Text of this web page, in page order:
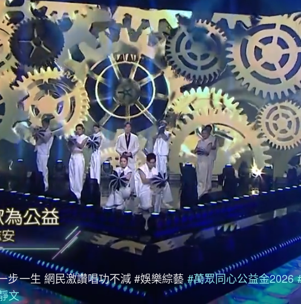
步一生 網民激讚唱功不減 #娛樂綜藝 #萬眾同心公益金2026
文